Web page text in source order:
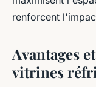
renforcent
Avantages
vitrines